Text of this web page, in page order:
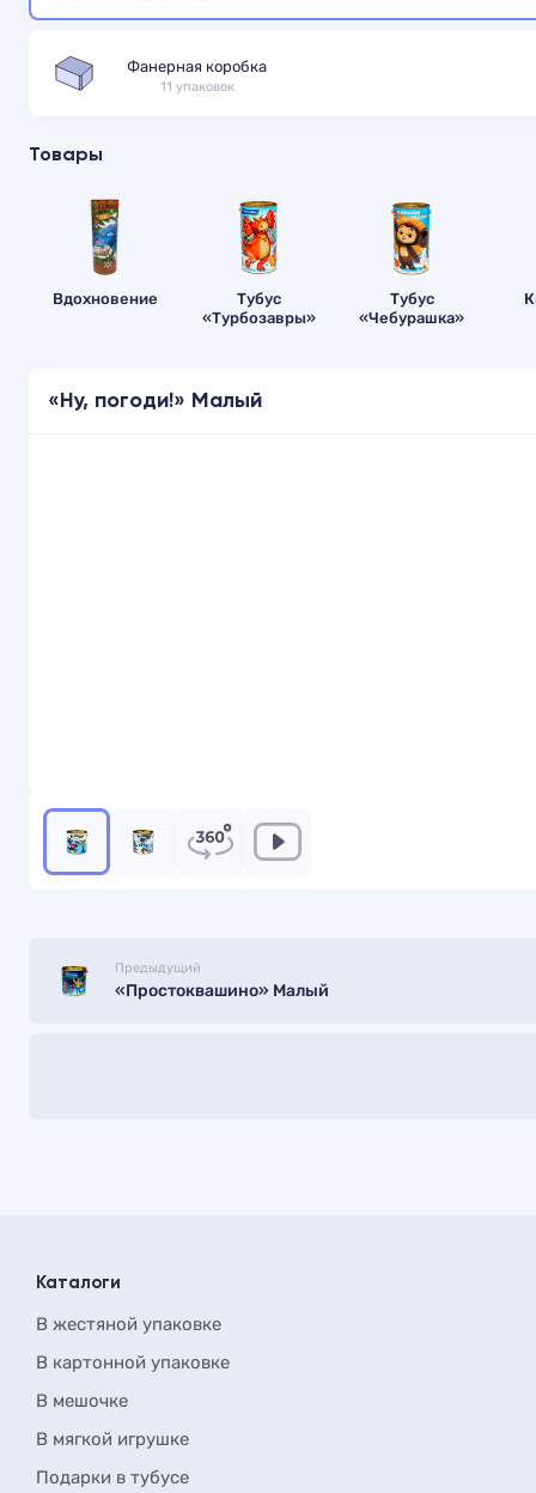
Фанерная коробка
11 упаковок
Товары
Вдохновение
Тубус
«Турбозавры»
Тубус
«Чебурашка»
«Ну, погоди!» Малый
Предыдущий
«Простоквашино» Малый
Каталоги
В жестяной упаковке
В картонной упаковке
В мешочке
В мягкой игрушке
Подарки в тубусе